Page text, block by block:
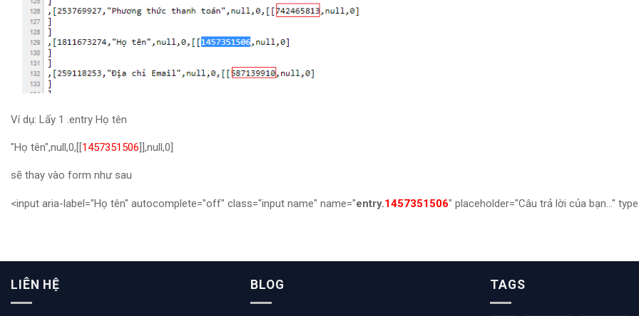
Ví dụ: Lấy 1 .entry Họ tên
"Họ tên",null,0,[[1457351506]],null,0]
sẽ thay vào form như sau
<input aria-label="Họ tên" autocomplete="off" class="input name" name="entry.1457351506" placeholder="Câu trả lời của bạn..."
LIÊN HỆ BLOG TAGS